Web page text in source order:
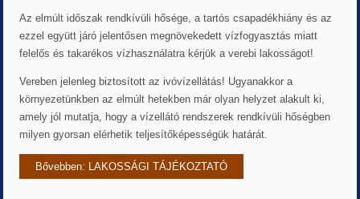
Az elmúlt időszak rendkívüli hősége, a tartós csapadékhiány és az
ezzel együtt járó jelentősen megnövekedett vízfogyasztás miatt
felelős és takarékos vízhasználatra kérjük a verebi lakosságot!
Vereben jelenleg biztosított az ivóvízellátás! Ugyanakkor a
környezetünkben az elmúlt hetekben már olyan helyzet alakult ki,
amely jól mutatja, hogy a vízellátó rendszerek rendkívüli hőségben
milyen gyorsan elérhetik teljesítőképességük határát.
Bővebben: LAKOSSÁGI TÁJÉKOZTATÓ